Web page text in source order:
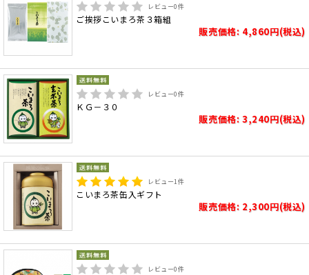
レビュー0件
ご挨拶こいまろ茶３箱組
販売価格: 4,860円(税込)
レビュー0件
ＫＧ－３０
販売価格: 3,240円(税込)
レビュー1件
こいまろ茶缶入ギフト
販売価格: 2,300円(税込)
レビュー0件